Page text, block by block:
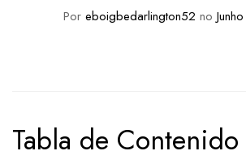
Por eboigbedarlington52 no
Tabla de Contenido